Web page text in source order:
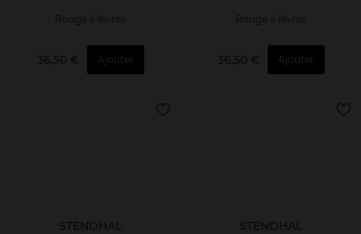
Rouge à lévres
36,50 € Ajouter
Rouge à lévres
36,50 € Ajouter
STENDHAL STENDHAL